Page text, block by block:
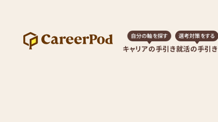
キャリアの手引き
自分の軸を探す
就活の手引き
選考対策をする